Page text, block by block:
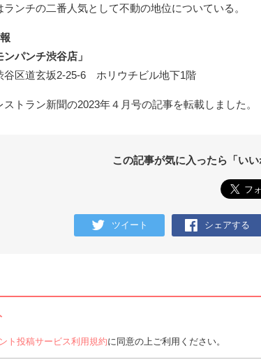
ランチの二番人気として不動の地位についている。
ンパンチ渋谷店」
谷区道玄坂2-25-6 ホリウチビル地下1階
トラン新聞の2023年４月号の記事を転載しました。
この記事が気に入ったら「い
ツイート シェアする
ト投稿サービス利用規約に同意の上ご利用ください。